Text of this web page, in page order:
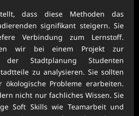
dass diese Methoden das
signifikant steigern. Sie
Verbindung zum Lernstoff.
wir bei einem Projekt zur
Stadtplanung Studenten
zu analysieren. Sie sollten
ökologische Probleme erarbeiten.
nicht nur fachliches Wissen. Sie
Soft Skills wie Teamarbeit und